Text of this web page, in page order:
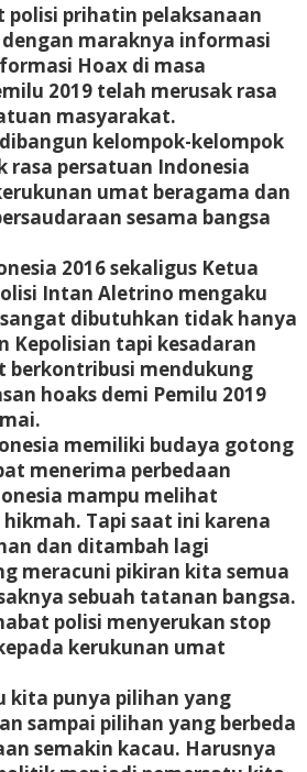
polisi prihatin pelaksanaan
dengan maraknya informasi
Hoax di masa
2019 telah merusak rasa
masyarakat.
kelompok-kelompok
rasa persatuan Indonesia
umat beragama dan
sesama bangsa
2016 sekaligus Ketua
Intan Aletrino mengaku
dibutuhkan tidak hanya
Kepolisian tapi kesadaran
berkontribusi mendukung
hoaks demi Pemilu 2019
memiliki budaya gotong
menerima perbedaan
mampu melihat
Tapi saat ini karena
dan ditambah lagi
meracuni pikiran kita semua
sebuah tatanan bangsa.
polisi menyerukan stop
kerukunan umat
kita punya pilihan yang
sampai pilihan yang berbeda
semakin kacau. Harusnya